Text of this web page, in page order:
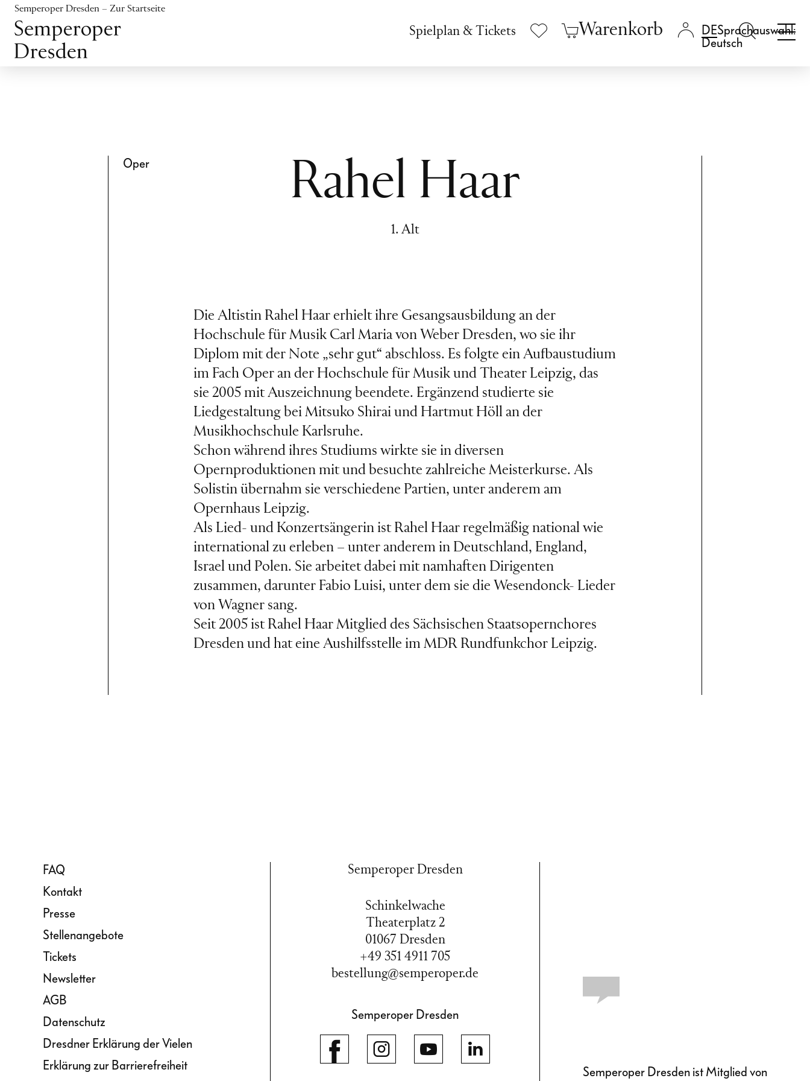
Inhalt anspringen
Fußbereich anspringen
Semperoper Dresden – Zur Startseite
Spielplan & Tickets Warenkorb
Sprachauswahl:
Deutsch
Oper Rahel Haar
1. Alt
Die Altistin Rahel Haar erhielt ihre Gesangsausbildung an der
Hochschule für Musik Carl Maria von Weber Dresden, wo sie ihr
Diplom mit der Note „sehr gut“ abschloss. Es folgte ein Aufbaustudium
im Fach Oper an der Hochschule für Musik und Theater Leipzig, das
sie 2005 mit Auszeichnung beendete. Ergänzend studierte sie
Liedgestaltung bei Mitsuko Shirai und Hartmut Höll an der
Musikhochschule Karlsruhe.
Schon während ihres Studiums wirkte sie in diversen
Opernproduktionen mit und besuchte zahlreiche Meisterkurse. Als
Solistin übernahm sie verschiedene Partien, unter anderem am
Opernhaus Leipzig.
Als Lied- und Konzertsängerin ist Rahel Haar regelmäßig national wie
international zu erleben – unter anderem in Deutschland, England,
Israel und Polen. Sie arbeitet dabei mit namhaften Dirigenten
zusammen, darunter Fabio Luisi, unter dem sie die Wesendonck- Lieder
von Wagner sang.
Seit 2005 ist Rahel Haar Mitglied des Sächsischen Staatsopernchores
Dresden und hat eine Aushilfsstelle im MDR Rundfunkchor Leipzig.
FAQ
Kontakt
Presse
Stellenangebote
Tickets
Newsletter
AGB
Datenschutz
Dresdner Erklärung der Vielen
Erklärung zur Barrierefreiheit
Semperoper Dresden
Schinkelwache
Theaterplatz 2
01067 Dresden
+49 351 4911 705
bestellung@semperoper.de
Semperoper Dresden
Semperoper Dresden ist Mitglied von